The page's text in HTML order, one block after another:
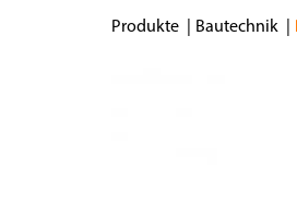
Produkte Bautechnik